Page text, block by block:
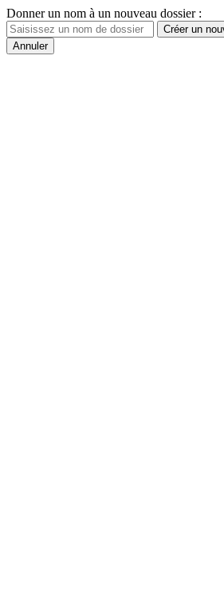
Donner un nom à un nouveau dossier :
Créer un
Annuler